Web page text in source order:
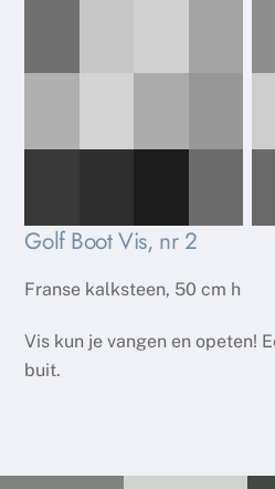
Golf Boot Vis, nr 2
Franse kalksteen, 50 cm h
Vis kun je vangen en opeten!
buit.